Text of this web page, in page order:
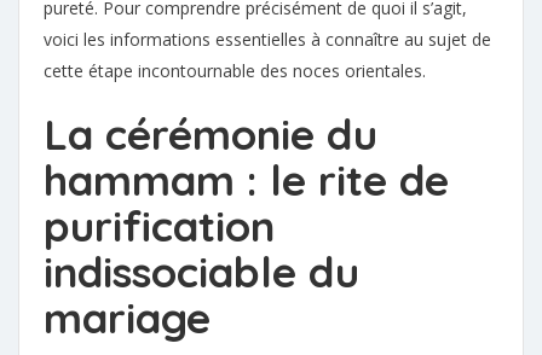
pureté. Pour comprendre précisément de quoi il s’agit,
voici les informations essentielles à connaître au sujet de
cette étape incontournable des noces orientales.
La cérémonie du
hammam : le rite de
purification
indissociable du
mariage